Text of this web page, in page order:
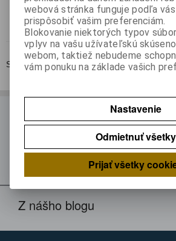
ks
Strana1z1Celkom1záznamov
ODBER NOVINIEK
Prihláste sa k odberu noviniek
Z nášho blogu
webová stránka funguje podľa
prispôsobiť vašim preferenciám.
Blokovanie niektorých typov
vplyv na vašu užívateľskú
webom, taktiež nebudeme
vám ponuku na základe vašich
Nastavenie
Odmietnuť všetky
Prijať všetky